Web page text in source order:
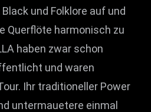
und Folklore auf und
Querflöte harmonisch zu
haben zwar schon
und waren
Ihr traditioneller Power
untermauetere einmal